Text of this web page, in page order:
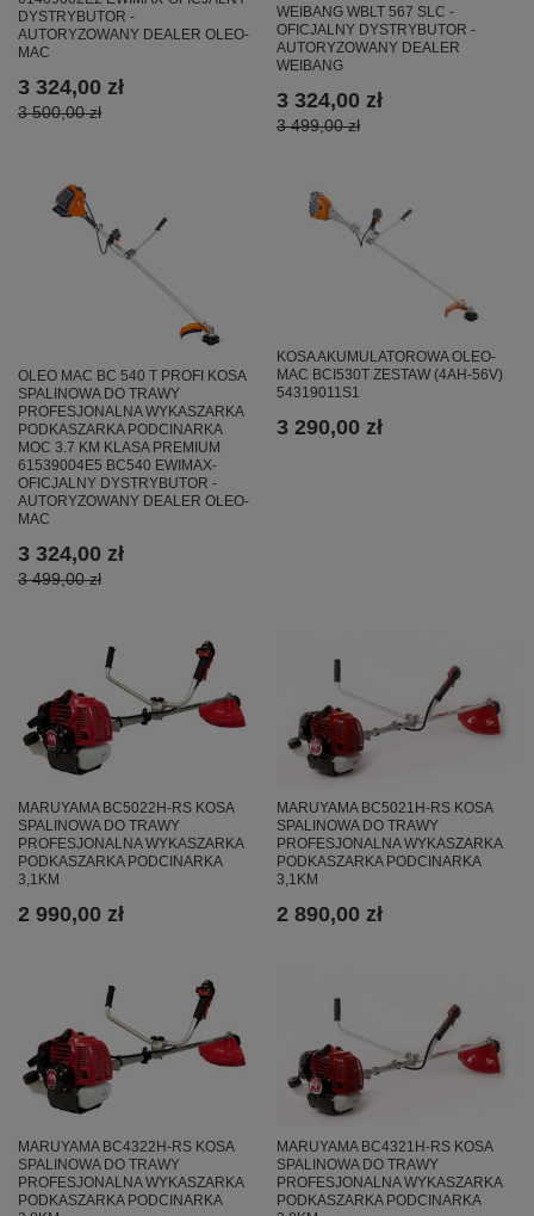
DYSTRYBUTOR -
AUTORYZOWANY DEALER OLEO-
MAC
3 324,00 zł
3 500,00 zł
WEIBANG WBLT 567 SLC -
OFICJALNY DYSTRYBUTOR -
AUTORYZOWANY DEALER
WEIBANG
3 324,00 zł
3 499,00 zł
OLEO MAC BC 540 T PROFI KOSA
SPALINOWA DO TRAWY
PROFESJONALNA WYKASZARKA
PODKASZARKA PODCINARKA
MOC 3.7 KM KLASA PREMIUM
61539004E5 BC540 EWIMAX-
OFICJALNY DYSTRYBUTOR -
AUTORYZOWANY DEALER OLEO-
MAC
3 324,00 zł
3 499,00 zł
KOSA AKUMULATOROWA OLEO-
MAC BCI530T ZESTAW (4AH-56V)
54319011S1
3 290,00 zł
MARUYAMA BC5022H-RS KOSA
SPALINOWA DO TRAWY
PROFESJONALNA WYKASZARKA
PODKASZARKA PODCINARKA
3,1KM
2 990,00 zł
MARUYAMA BC5021H-RS KOSA
SPALINOWA DO TRAWY
PROFESJONALNA WYKASZARKA
PODKASZARKA PODCINARKA
3,1KM
2 890,00 zł
MARUYAMA BC4322H-RS KOSA
SPALINOWA DO TRAWY
PROFESJONALNA WYKASZARKA
PODKASZARKA PODCINARKA
MARUYAMA BC4321H-RS KOSA
SPALINOWA DO TRAWY
PROFESJONALNA WYKASZARKA
PODKASZARKA PODCINARKA